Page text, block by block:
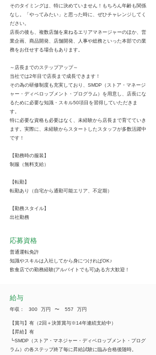
そのタイミングは、特に決めていません！もちろん年齢も関係
なし。「やってみたい」と思った時に、ぜひチャレンジしてく
ださい。
店長の後も、複数店舗を束ねるエリアマネージャーのほか、営
業企画、商品開発、店舗開発、人事や総務といった本部での業
務をお任せする場合もあります。
～店長までのステップアップ～
当社では2年目で店長まで成長できます！
その為の研修制度も充実しており、SMDP（ストア・マネージ
ャー・ディベロップメント・プログラム）を用意し、店長にな
るために必要な知識・スキル50項目を習得していただきま
す。
特に必要な資格も必要はなく、未経験から店長まで育てていき
ます。実際に、未経験からスタートしたスタッフが多数活躍中
です！
【勤務時の服装】
制服（無料支給）
【転勤】
転勤あり（自宅から通勤可能エリア、不定期）
【勤務スタイル】
出社勤務
応募資格
普通運転免許
知識やスキルは入社してから身につければOK♪
飲食店での勤務経験(アルバイトでも可)ある方大歓迎！
給与
年収： 300 万円 ​〜 557 万円
【賞与】有（2回＋決算賞与※14年連続支給中）
【昇給】有
┗SMDP（ストア・マネジャー・ディベロップメント・プログ
ラム）の各ステップ終了毎に昇給試験に臨み合格後随時。